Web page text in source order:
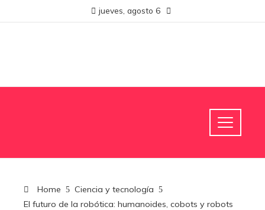
jueves, agosto 6
Home
Ciencia y tecnología
El futuro de la robótica: humanoides, cobots y robots